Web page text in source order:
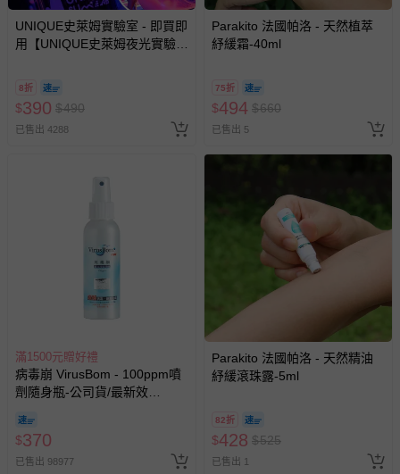
費用，可能會另需加收。
商品實際的配達日期，可於訂單個人資料內的查詢訂單內，
已出貨通知之訊息為主。
如您收到商品，請依正常流程檢查是否完好，若商品遇瑕疵
情形，您可申請更換新品或退貨，請見：退貨的辦理流程
若您對於會員帳號、商品訂購與資訊、購物流程、付款方
預購商品：預購為海外同步代購，遇缺貨即會通知媽咪並協
商品如因「價格、組合」等錯誤原因，導致無法安排出貨，
會主動以簡訊及mail通知訂單取消事宜，並將提供適當補
UNIQUE史萊姆實驗室 - 即買即
用【UNIQUE史萊姆夜光實驗室
人小孩均一價(3歲以上需購票))
8折
$390 $490
已售出 4288
Parakito 法國帕洛 - 天然植萃
紓緩霜-40ml
75折
$494 $660
已售出 5
滿1500元贈好禮
病毒崩 VirusBom - 100ppm噴
劑隨身瓶-公司貨/最新效
$370
已售出 98977
Parakito 法國帕洛 - 天然精油
紓緩滾珠露-5ml
82折
$428 $525
已售出 1